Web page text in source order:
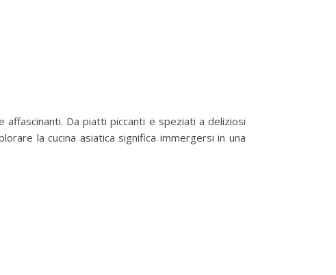
Da piatti piccanti e speziati a deliziosi
la cucina asiatica significa immergersi in una